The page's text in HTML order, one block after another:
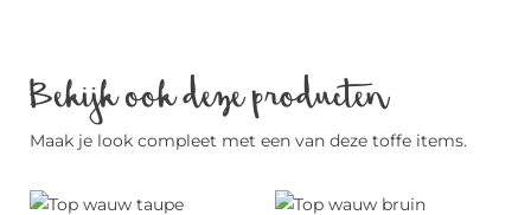
Bekijk ook deze producten
Maak je look compleet met een van deze toffe items.